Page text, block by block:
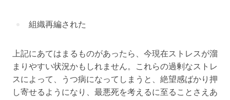
組織再編された
上記にあてはまるものがあったら、今現在ストレスが溜
まりやすい状況かもしれません。これらの過剰なストレ
スによって、うつ病になってしまうと、絶望感ばかり押
し寄せるようになり、最悪死を考えるに至ることさえあ